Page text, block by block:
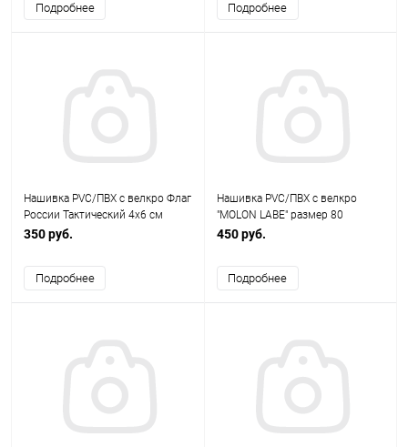
Подробнее Подробнее
Нашивка PVC/ПВХ с велкро Флаг
России Тактический 4х6 см
Олива ZL00634
350 руб.
Подробнее
Нашивка PVC/ПВХ с велкро
"MOLON LABE" размер 80
желтый на черном 1-000217
450 руб.
Подробнее